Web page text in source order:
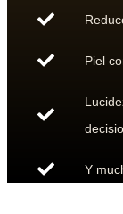
Piel
Y